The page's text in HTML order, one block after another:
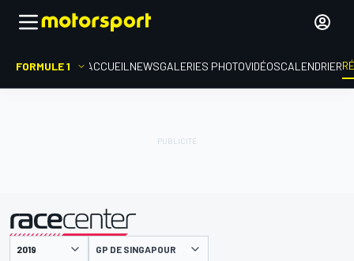
FORMULE 1 ACCUEIL NEWSGALERIES PHOTOVIDÉOSCALENDRIER
présenté par GP DE SINGAPOUR